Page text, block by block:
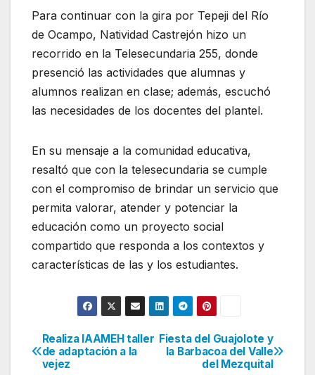
Para continuar con la gira por Tepeji del Río
de Ocampo, Natividad Castrejón hizo un
recorrido en la Telesecundaria 255, donde
presenció las actividades que alumnas y
alumnos realizan en clase; además, escuchó
las necesidades de los docentes del plantel.
En su mensaje a la comunidad educativa,
resaltó que con la telesecundaria se cumple
con el compromiso de brindar un servicio que
permita valorar, atender y potenciar la
educación como un proyecto social
compartido que responda a los contextos y
características de las y los estudiantes.
Navegación Fiesta del Guajolote y
la Barbacoa del Valle
del Mezquital
Realiza IAAMEH taller
de adaptación a la
vejez